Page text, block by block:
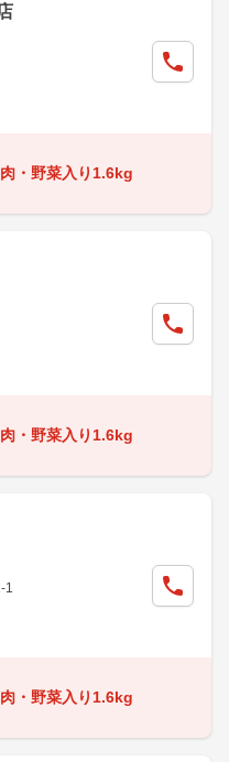
・野菜入り1.6kg
・野菜入り1.6kg
1
・野菜入り1.6kg